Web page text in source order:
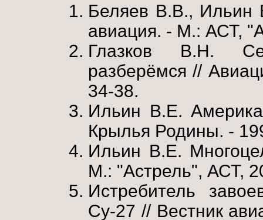
Беляев В.В., Ильин
авиация. - М.: АСТ,
Глазков В.Н.
разберёмся //
34-38.
Ильин В.Е.
Крылья Родины. -
Ильин В.Е.
М.: "Астрель", АСТ,
Истребитель
Су-27 // Вестник